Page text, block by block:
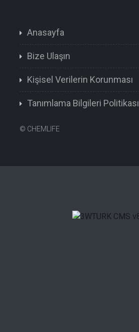
Anasayfa
Bize Ulaşın
Kişisel Verilerin Korunması
Tanımlama Bilgileri
© CHEMLIFE